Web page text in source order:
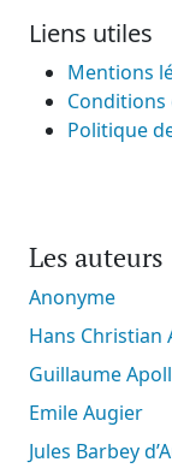
Liens utiles
Mentions
Politique
Les auteurs
Anonyme
Hans
Guillaume
Emile Augier
Jules Barbey